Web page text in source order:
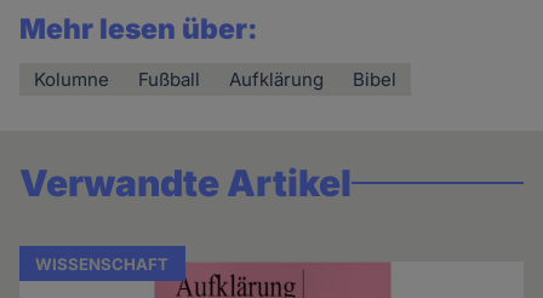
Mehr lesen über:
Kolumne Fußball Aufklärung Bibel
Verwandte Artikel
WISSENSCHAFT